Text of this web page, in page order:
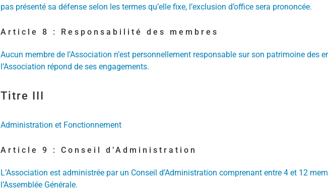
pas présenté sa défense selon les termes qu’elle fixe, l’exclusion d’office sera prononcée.
Article 8 : Responsabilité des membres
Aucun membre de l’Association n’est personnellement responsable sur son patrimoine des
l’Association répond de ses engagements.
Titre III
Administration et Fonctionnement
Article 9 : Conseil d’Administration
L’Association est administrée par un Conseil d’Administration comprenant entre 4 et 12
l’Assemblée Générale.